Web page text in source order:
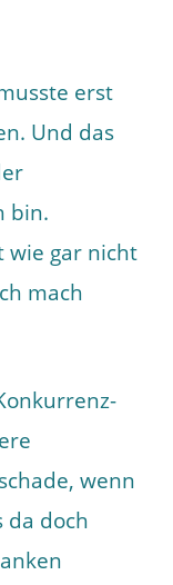
erst
Und das
bin.
wie gar nicht
mach
wenn
da doch